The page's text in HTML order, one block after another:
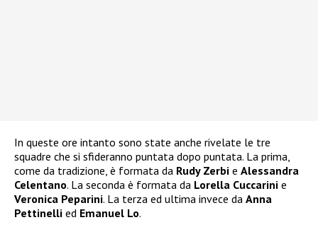
In queste ore intanto sono state anche rivelate le tre
squadre che si sfideranno puntata dopo puntata. La prima,
come da tradizione, è formata da Rudy Zerbi e Alessandra
Celentano. La seconda è formata da Lorella Cuccarini e
Veronica Peparini. La terza ed ultima invece da Anna
Pettinelli ed Emanuel Lo.